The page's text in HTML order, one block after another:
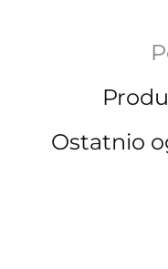
Ostatnio